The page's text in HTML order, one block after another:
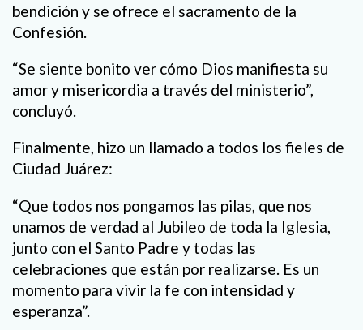
bendición y se ofrece el sacramento de la
Confesión.
“Se siente bonito ver cómo Dios manifiesta su
amor y misericordia a través del ministerio”,
concluyó.
Finalmente, hizo un llamado a todos los fieles de
Ciudad Juárez:
“Que todos nos pongamos las pilas, que nos
unamos de verdad al Jubileo de toda la Iglesia,
junto con el Santo Padre y todas las
celebraciones que están por realizarse. Es un
momento para vivir la fe con intensidad y
esperanza”.